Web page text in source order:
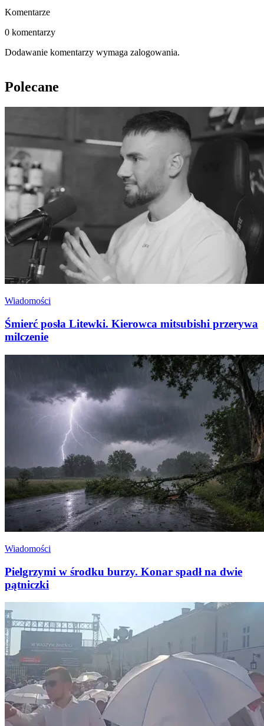
Komentarze
0 komentarzy
Dodawanie komentarzy wymaga zalogowania.
Polecane
Wiadomości
Śmierć posła Litewki. Kierowca mitsubishi przerywa
milczenie
Wiadomości
Pielgrzymi w środku burzy. Konar spadł na dwie
pątniczki